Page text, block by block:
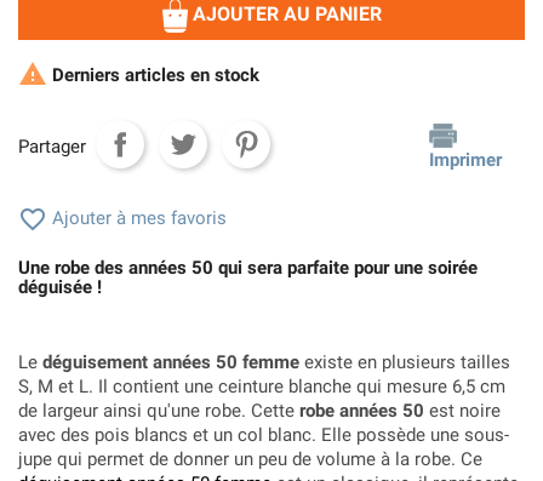
AJOUTER AU PANIER
 Derniers articles en stock
Partager
Imprimer
 Ajouter à mes favoris
Une robe des années 50 qui sera parfaite pour une soirée
déguisée !
Le déguisement années 50 femme existe en plusieurs tailles
S, M et L. Il contient une ceinture blanche qui mesure 6,5 cm
de largeur ainsi qu'une robe. Cette robe années 50 est noire
avec des pois blancs et un col blanc. Elle possède une sous-
jupe qui permet de donner un peu de volume à la robe. Ce